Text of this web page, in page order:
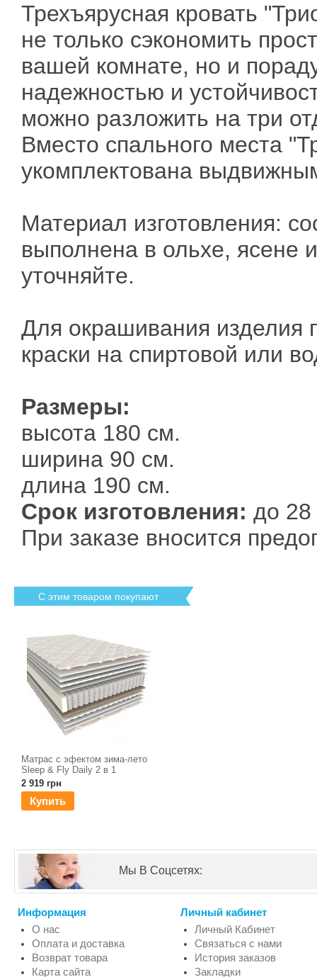
Трехъярусная кровать
не только сэкономить
вашей комнате, но и
надежностью и
можно разложить на три
Вместо спального места
укомплектована
Материал изготовления:
выполнена в ольхе, ясене
уточняйте.
Для окрашивания изделия
краски на спиртовой или
Размеры:
высота 180 см.
ширина 90 см.
длина 190 см.
Срок изготовления: до 28
При заказе вносится
С этим товаром покупают
Матрас с эфектом зима-лето
Sleep & Fly Daily 2 в 1
2 919 грн
Купить
Мы В Соцсетях:
Информация
О нас
Оплата и доставка
Возврат товара
Карта сайта
Личный кабинет
Личный Кабинет
Связаться с нами
История заказов
Закладки